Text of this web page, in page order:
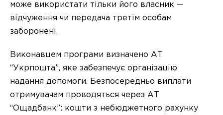
може використати тільки його власник —
відчуження чи передача третім особам
заборонені.
Виконавцем програми визначено АТ
“Укрпошта”, яке забезпечує організацію
надання допомоги. Безпосередньо виплати
отримувачам проводяться через АТ
“Ощадбанк”: кошти з небюджетного рахунку